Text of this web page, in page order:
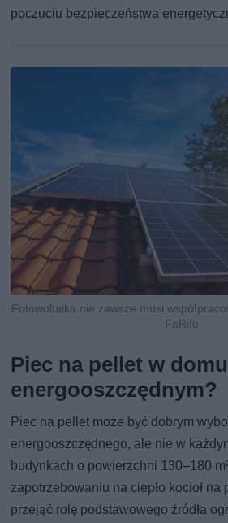
poczuciu bezpieczeństwa
Fotowoltaika nie zawsze musi
FaRifo
Piec na pellet w domu
energooszczędnym?
Piec na pellet może być dobrym
energooszczędnego, ale nie w
budynkach o powierzchni 130–180
zapotrzebowaniu na ciepło kocioł
przejąć rolę podstawowego źródła